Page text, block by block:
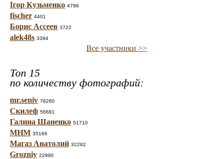
Ігор Кузьменко 4796
fischer 4401
Борис Ассеев 3722
alek48s 3394
Все участники >>
Топ 15
по количеству фотографий:
mr.seniv 78260
Скилеф 56681
Галина Шаненко 51710
МНМ 35166
Магаз Анатолий 32292
Grozniy 22990